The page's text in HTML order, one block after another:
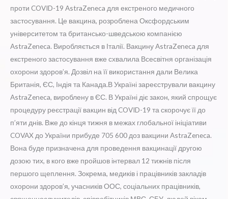
проти COVID-19 AstraZeneca для екстреного медичного
застосування. Це вакцина, розроблена Оксфордським
університетом та британсько-шведською компанією
AstraZeneca. Виробляється в Італії. Вакцину AstraZeneca для
екстреного застосування вже схвалила Всесвітня організація
охорони здоров’я. Дозвіл на її використання дали Велика
Британія, ЄС, Індія та Канада.В Україні зареєстрували вакцину
AstraZeneca, вироблену в ЄС. В Україні діє закон, який спрощує
процедуру реєстрації вакцин від COVID-19 та скорочує її до
п’яти днів. Вже до кінця тижня в межах глобальної ініціативи
COVAX до України прибуде 705 600 доз вакцини AstraZeneca.
Вона буде призначена для проведення вакцинації другою
дозою тих, в кого вже пройшов інтервал 12 тижнів після
першого щеплення. Зокрема, медиків і працівників закладів
охорони здоров’я, учасників ООС, соціальних працівників,